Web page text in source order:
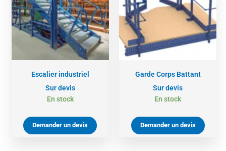
Escalier industriel
Sur devis
En stock
Demander un devis
Garde Corps Battant
Sur devis
En stock
Demander un devis